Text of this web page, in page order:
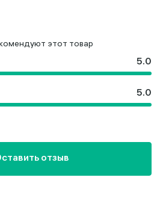
этот товар
отзыв